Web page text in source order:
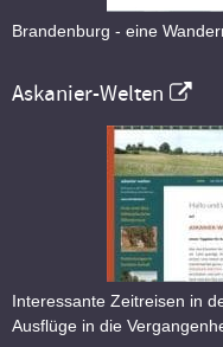
Brandenburg - eine
Askanier-Welten
Interessante Zeitreisen in
Ausflüge in die